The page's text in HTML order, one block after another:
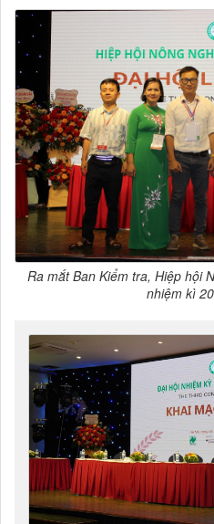
Ra mắt Ban Kiểm tra, Hiệp hội
nhiệm kì